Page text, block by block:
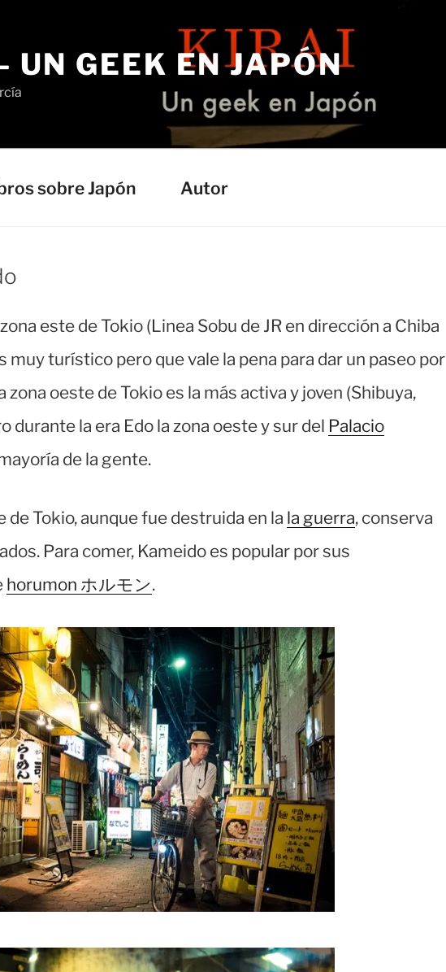
UN GEEK EN JAPÓN
sobre Japón Autor
este de Tokio (Linea Sobu de JR en dirección a Chiba
muy turístico pero que vale la pena para dar un paseo por
zona oeste de Tokio es la más activa y joven (Shibuya,
durante la era Edo la zona oeste y sur del Palacio
de la gente.
de Tokio, aunque fue destruida en la la guerra, conserva
Para comer, Kameido es popular por sus
horumon ホルモン.